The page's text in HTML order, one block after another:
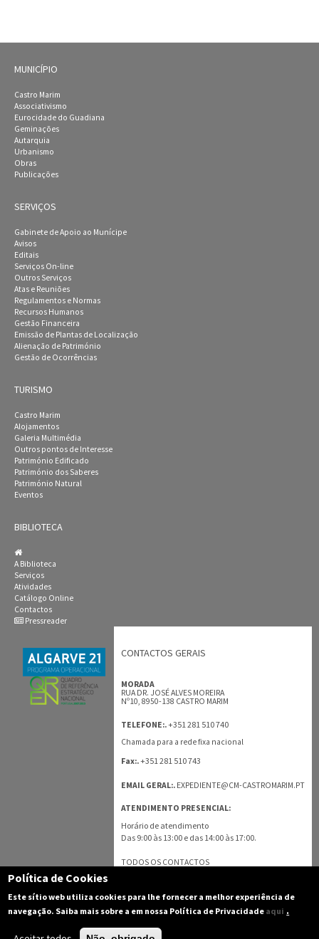
MUNICÍPIO
Castro Marim
Associativismo
Eurocidade do Guadiana
Geminações
Autarquia
Urbanismo
Obras
Publicações
SERVIÇOS
Gabinete de Apoio ao Munícipe
Avisos
Editais
Serviços On-line
Outros Serviços
Atas e Reuniões
Regulamentos e Normas
Recursos Humanos
Gestão Financeira
Emissão de Plantas de Localização
Alienação de Património
Gestão de Ocorrências
TURISMO
Castro Marim
Alojamentos
Galeria Multimédia
Outros pontos de Interesse
Património Edificado
Património dos Saberes
Património Natural
Eventos
BIBLIOTECA
A Biblioteca
Serviços
Atividades
Catálogo Online
Contactos
Pressreader
CONTACTOS GERAIS
MORADA
RUA DR. JOSÉ ALVES MOREIRA
Nº10, 8950-138 CASTRO MARIM
TELEFONE:.+351 281 510 740
Chamada para a rede fixa nacional
Fax:.+351 281 510 743
EMAIL GERAL:. EXPEDIENTE@CM-CASTROMARIM.PT
ATENDIMENTO PRESENCIAL:
Horário de atendimento
Das 9:00 às 13:00 e das 14:00 às 17:00.
TODOS OS CONTACTOS
Política de Cookies
Este sítio web utiliza cookies para lhe fornecer a melhor experiência de
navegação. Saiba mais sobre a em nossa Política de Privacidade aqui .